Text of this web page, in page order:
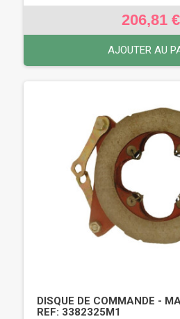
206,81 €
AJOUTER AU
DISQUE DE COMMANDE -
REF: 3382325M1